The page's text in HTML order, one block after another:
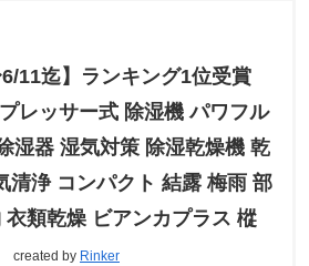
6/11迄】ランキング1位受賞
レッサー式 除湿機 パワフル
湿器 湿気対策 除湿乾燥機 乾
清浄 コンパクト 結露 梅雨 部
衣類乾燥 ビアンカプラス 樅
created by Rinker